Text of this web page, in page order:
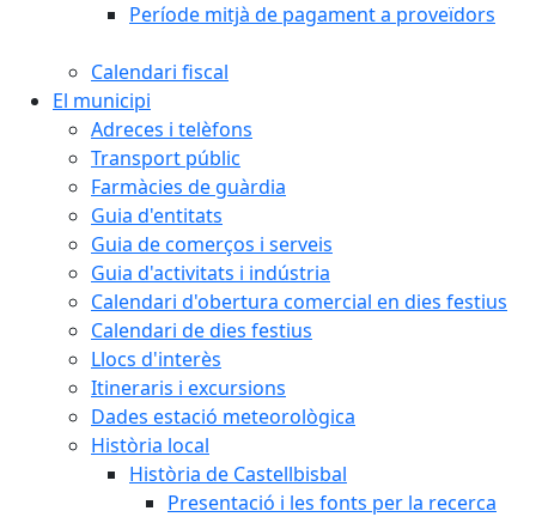
Període mitjà de pagament a proveïdors
Calendari fiscal
El municipi
Adreces i telèfons
Transport públic
Farmàcies de guàrdia
Guia d'entitats
Guia de comerços i serveis
Guia d'activitats i indústria
Calendari d'obertura comercial en dies festius
Calendari de dies festius
Llocs d'interès
Itineraris i excursions
Dades estació meteorològica
Història local
Història de Castellbisbal
Presentació i les fonts per la recerca